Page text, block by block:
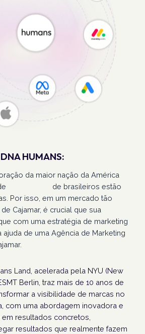
DNA HUMANS:
da maior nação da América
de brasileiros estão
Por isso, em um mercado tão
Cajamar, é crucial que sua
com uma estratégia de marketing
ajuda de uma Agência de Marketing
Land, acelerada pela NYU (New
Berlin, traz mais de 10 anos de
a visibilidade de marcas no
com uma abordagem inovadora e
resultados concretos,
resultados que realmente fazem